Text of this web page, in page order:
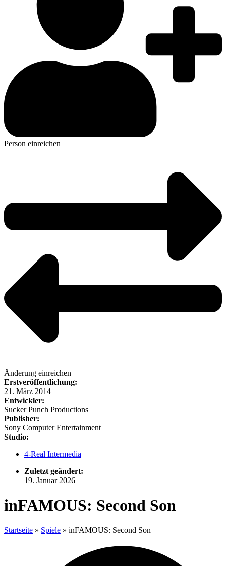
Person einreichen
Änderung einreichen
Erstveröffentlichung:
21. März 2014
Entwickler:
Sucker Punch Productions
Publisher:
Sony Computer Entertainment
Studio:
4-Real Intermedia
Zuletzt geändert:
19. Januar 2026
inFAMOUS: Second Son
Startseite » Spiele » inFAMOUS: Second Son